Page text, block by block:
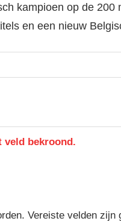
kampioen op de
en een nieuw
veld bekroond.
Vereiste velden zijn